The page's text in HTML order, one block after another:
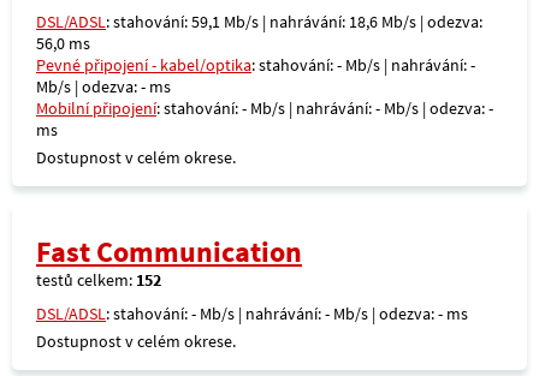
DSL/ADSL: stahování: 59,1 Mb/s | nahrávání: 18,6 Mb/s | odezva:
56,0 ms
Pevné připojení - kabel/optika: stahování: - Mb/s | nahrávání: -
Mb/s | odezva: - ms
Mobilní připojení: stahování: - Mb/s | nahrávání: - Mb/s | odezva: -
ms
Dostupnost v celém okrese.
Fast Communication
testů celkem: 152
DSL/ADSL: stahování: - Mb/s | nahrávání: - Mb/s | odezva: - ms
Dostupnost v celém okrese.